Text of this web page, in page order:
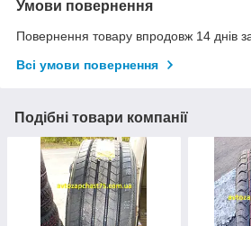
Умови повернення
Повернення товару впродовж 14 днів
Всі умови повернення
Подібні товари компанії